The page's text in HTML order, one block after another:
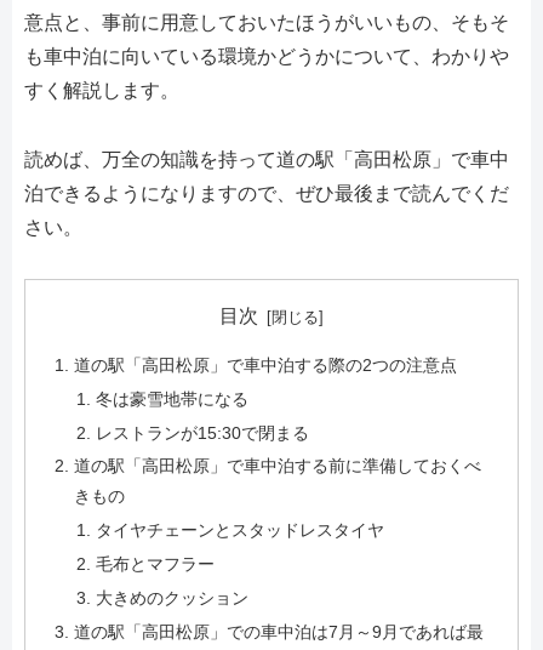
意点と、事前に用意しておいたほうがいいもの、そもそ
も車中泊に向いている環境かどうかについて、わかりや
すく解説します。
読めば、万全の知識を持って道の駅「高田松原」で車中
泊できるようになりますので、ぜひ最後まで読んでくだ
さい。
目次
道の駅「高田松原」で車中泊する際の2つの注意点
冬は豪雪地帯になる
レストランが15:30で閉まる
道の駅「高田松原」で車中泊する前に準備しておくべ
きもの
タイヤチェーンとスタッドレスタイヤ
毛布とマフラー
大きめのクッション
道の駅「高田松原」での車中泊は7月～9月であれば最